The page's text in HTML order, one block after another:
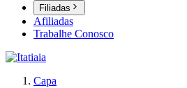
Filiadas
Afiliadas
Trabalhe Conosco
Capa